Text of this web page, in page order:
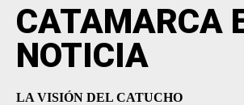
CATAMARCA
NOTICIA
LA VISIÓN DEL CATUCHO